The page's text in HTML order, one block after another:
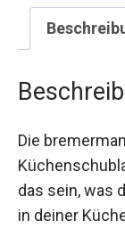
Die
das sein, was
in deiner